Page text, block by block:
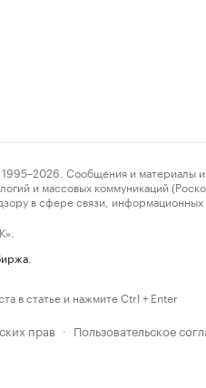
Сообщения и материалы
и массовых коммуникаций
в сфере связи,
в статье и нажмите Ctrl + Enter
прав · Пользовательское